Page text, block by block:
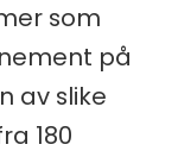
som
på
av slike
180